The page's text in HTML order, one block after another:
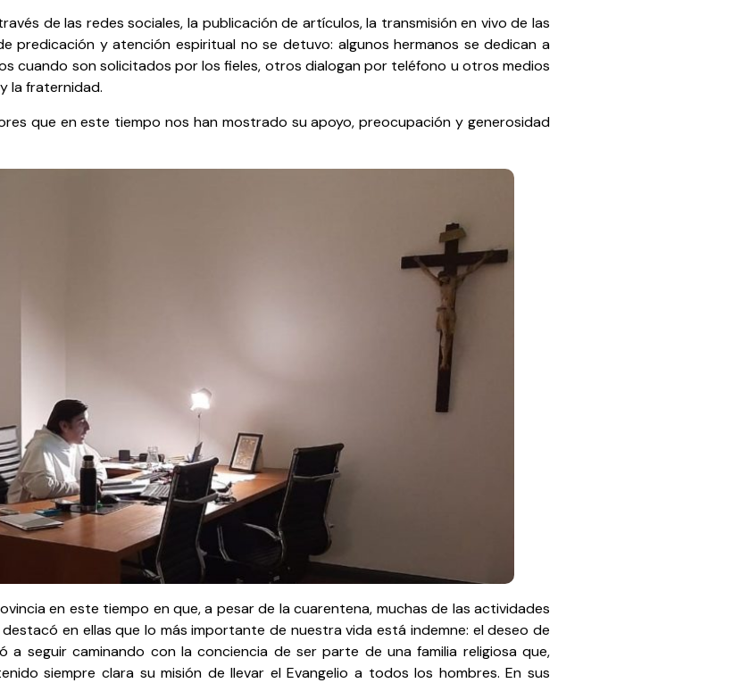
de las redes sociales, la publicación de artículos, la transmisión en vivo de las
predicación y atención espiritual no se detuvo: algunos hermanos se dedican a
cuando son solicitados por los fieles, otros dialogan por teléfono u otros medios
la fraternidad.
que en este tiempo nos han mostrado su apoyo, preocupación y generosidad
en este tiempo en que, a pesar de la cuarentena, muchas de las actividades
en ellas que lo más importante de nuestra vida está indemne: el deseo de
a seguir caminando con la conciencia de ser parte de una familia religiosa que,
siempre clara su misión de llevar el Evangelio a todos los hombres. En sus